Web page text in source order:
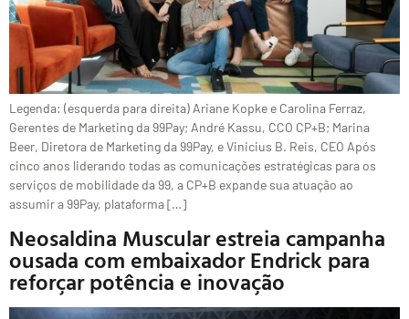
Legenda: (esquerda para direita) Ariane Kopke e Carolina Ferraz,
Gerentes de Marketing da 99Pay; André Kassu, CCO CP+B; Marina
Beer, Diretora de Marketing da 99Pay, e Vinicius B. Reis, CEO Após
cinco anos liderando todas as comunicações estratégicas para os
serviços de mobilidade da 99, a CP+B expande sua atuação ao
assumir a 99Pay, plataforma […]
Neosaldina Muscular estreia campanha
ousada com embaixador Endrick para
reforçar potência e inovação